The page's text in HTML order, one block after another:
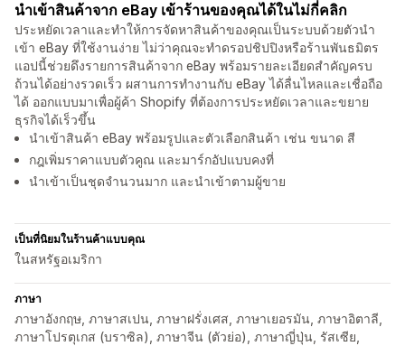
นำเข้าสินค้าจาก eBay เข้าร้านของคุณได้ในไม่กี่คลิก
ประหยัดเวลาและทำให้การจัดหาสินค้าของคุณเป็นระบบด้วยตัวนำ
เข้า eBay ที่ใช้งานง่าย ไม่ว่าคุณจะทำดรอปชิปปิงหรือร้านพันธมิตร
แอปนี้ช่วยดึงรายการสินค้าจาก eBay พร้อมรายละเอียดสำคัญครบ
ถ้วนได้อย่างรวดเร็ว ผสานการทำงานกับ eBay ได้ลื่นไหลและเชื่อถือ
ได้ ออกแบบมาเพื่อผู้ค้า Shopify ที่ต้องการประหยัดเวลาและขยาย
ธุรกิจได้เร็วขึ้น
นำเข้าสินค้า eBay พร้อมรูปและตัวเลือกสินค้า เช่น ขนาด สี
กฎเพิ่มราคาแบบตัวคูณ และมาร์กอัปแบบคงที่
นำเข้าเป็นชุดจำนวนมาก และนำเข้าตามผู้ขาย
เป็นที่นิยมในร้านค้าแบบคุณ
ในสหรัฐอเมริกา
ภาษา
ภาษาอังกฤษ, ภาษาสเปน, ภาษาฝรั่งเศส, ภาษาเยอรมัน, ภาษาอิตาลี,
ภาษาโปรตุเกส (บราซิล), ภาษาจีน (ตัวย่อ), ภาษาญี่ปุ่น, รัสเซีย,